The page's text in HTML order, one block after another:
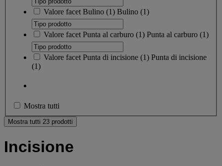
Valore facet Bulino (1) Bulino (1)
Valore facet Punta al carburo (1) Punta al carburo (1)
Valore facet Punta di incisione (1) Punta di incisione
(1)
Mostra tutti
Mostra tutti 23 prodotti
Incisione